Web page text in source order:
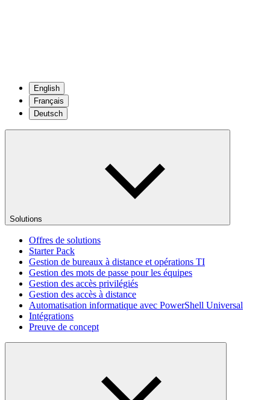
English
Français
Deutsch
Solutions
Offres de solutions
Starter Pack
Gestion de bureaux à distance et opérations TI
Gestion des mots de passe pour les équipes
Gestion des accès privilégiés
Gestion des accès à distance
Automatisation informatique avec PowerShell Universal
Intégrations
Preuve de concept